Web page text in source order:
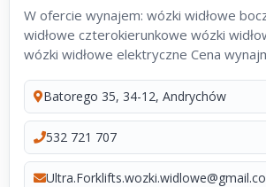
W ofercie wynajem: wózki widłowe
widłowe czterokierunkowe wózki
wózki widłowe elektryczne Cena
Batorego 35, 34-12, Andrychów
532 721 707